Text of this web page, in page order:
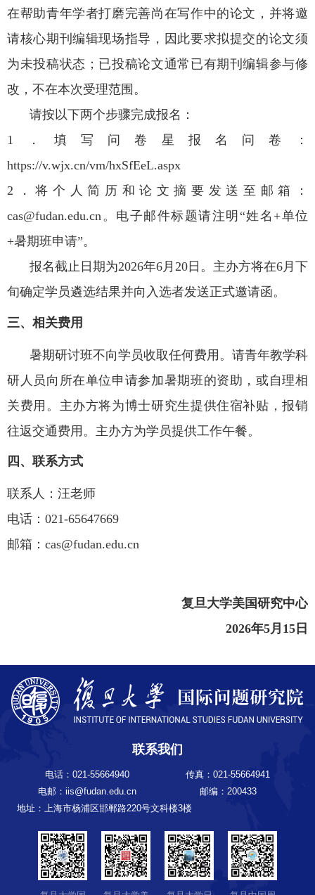
在帮助青年学者打磨完善尚在写作中的论文，并将邀
请核心期刊编辑现场指导，因此要求拟提交的论文须
为未投稿状态；已投稿论文通常已有期刊编辑参与修
改，不在本次受理范围。
请按以下两个步骤完成报名：
1．填写问卷星报名问卷：
https://v.wjx.cn/vm/hxSfEeL.aspx
2．将个人简历和论文摘要发送至邮箱：
cas@fudan.edu.cn。电子邮件标题请注明“姓名+单位
+暑期班申请”。
报名截止日期为2026年6月20日。主办方将在6月下
旬确定学员遴选结果并向入选者发送正式邀请函。
三、相关费用
暑期研讨班不向学员收取任何费用。请青年教学科
研人员向所在单位申请参加暑期班的资助，或自理相
关费用。主办方将为博士研究生提供住宿补贴，报销
往返交通费用。主办方为学员提供工作午餐。
四、联系方式
联系人：汪老师
电话：021-65647669
邮箱：cas@fudan.edu.cn
复旦大学美国研究中心
2026年5月 15 日
联系我们
电话：021-55664940
传真：021-55664941
电邮：iis@fudan.edu.cn
邮编：200433
地址：上海市杨浦区邯郸路220号文科楼3楼